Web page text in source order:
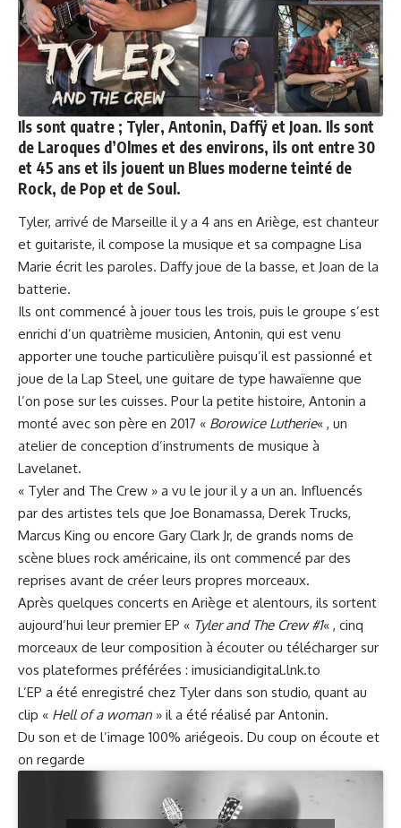
Ils sont quatre ; Tyler, Antonin, Daffÿ et Joan. Ils sont
de Laroques d’Olmes et des environs, ils ont entre 30
et 45 ans et ils jouent un Blues moderne teinté de
Rock, de Pop et de Soul.
Tyler, arrivé de Marseille il y a 4 ans en Ariège, est chanteur
et guitariste, il compose la musique et sa compagne Lisa
Marie écrit les paroles. Daffy joue de la basse, et Joan de la
batterie.
Ils ont commencé à jouer tous les trois, puis le groupe s’est
enrichi d’un quatrième musicien, Antonin, qui est venu
apporter une touche particulière puisqu’il est passionné et
joue de la Lap Steel, une guitare de type hawaïenne que
l’on pose sur les cuisses. Pour la petite histoire, Antonin a
monté avec son père en 2017 « Borowice Lutherie« , un
atelier de conception d’instruments de musique à
Lavelanet.
« Tyler and The Crew » a vu le jour il y a un an. Influencés
par des artistes tels que Joe Bonamassa, Derek Trucks,
Marcus King ou encore Gary Clark Jr, de grands noms de
scène blues rock américaine, ils ont commencé par des
reprises avant de créer leurs propres morceaux.
Après quelques concerts en Ariège et alentours, ils sortent
aujourd’hui leur premier EP « Tyler and The Crew #1« , cinq
morceaux de leur composition à écouter ou télécharger sur
vos plateformes préférées : imusiciandigital.lnk.to
L’EP a été enregistré chez Tyler dans son studio, quant au
clip « Hell of a woman » il a été réalisé par Antonin.
Du son et de l’image 100% ariégeois. Du coup on écoute et
on regarde